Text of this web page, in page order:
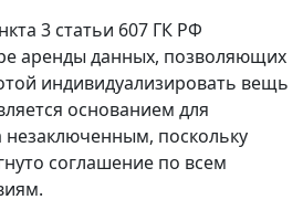
3 статьи 607 ГК РФ
аренды данных, позволяющих
индивидуализировать вещь
основанием для
незаключенным, поскольку
соглашение по всем